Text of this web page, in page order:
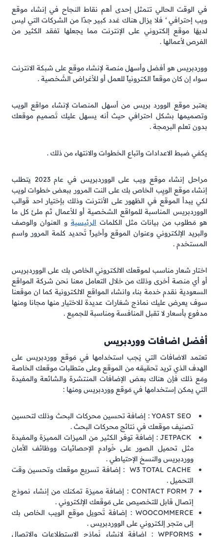
في الوقت الحالي تتمثل إحدى أهم نقاط النجاح في إنشاء موقع
ويب إحترافي ‘ فلا يزال هناك عَدد كبير جدًا من الشركات التي ليس
لديهَا موقع إلكتروني على الإنترنت مما يجعلها تفقد الكثير من
الفرص لأعمالها .
ووردبريس هو أفضل وأسهل منصة لإنشاء موقع على شبكة الانترنت
سواء إن كان موقعاً الكترونياً للعمل أو للأغراض الشَخصية .
يعتبر موقع الوورد بريس من أسهل المنصات لإنشاء مواقع الويب
وتصميمها بشكل احترافي حيث أنه يسهل عليك تَصميم موقعك
بدون تعلم البرمجة .
يكفي ضبط الاعدادات واتباع الخطوات والانتهاء من ذلك .
مراحل إنشاء موقع ويب على الووردبريس في عام 2023 يتطلب
إنشاء موقع الويِب الخاص بك على النت المرور ببعض خطوات لويب
لكي يبدأ الموقع في الظهور على الأنترنت وذلك بإختيار احد قوالب
الووردبريس المناسبة للمواقع الشخصية أو للأعمال ثم ملئ كل ما
هو مَطلوب من بيانات مثل الكلمات الرئيسية و العنوان والوصف
والبريد الإلكتروني وعنوان الموقع وأخيراً تَحديد كلمة المرور واسم
المستخدم .
اختار شعار مناسب لموقعك الالكتروني الخاص بك على الووردبريس
أو أي منصة أخرى وذلك من خلال التعامل معنا نحن شركة المواقع
السعودية نقدم خدمة بناء وانشاء المواقع الالكترونية كما ان موقعنا
سوف يعرض عليك نماذج شعَارات عديدة للاختيار منها مجانا ومنها
مدفوع بأسعار لا تقبل المنافسة ومناسبة للجميع .
أفضل اضافات ووردبريس
تعتمد الاضافات التي يَجب استخدامها في مَوقع ووردبريس على
الهدف الذي تريد تحقيقه من الموقع وعلى متطلبات موقعك الخاصة
ومَع ذلك فإن هناك بعض الإضافات المنتشرة والشائعة والمفيدة
التي يمكن إستخدامها في مَوقع ووردبريس ومنها :
YOAST SEO : إضافة تحسين محركات البحث وذلك لتحسين
تصنيف موقعك في نتائج محركات البحث .
JETPACK : إضافة توفر الكثير من الميزات المميزة والمفيدة
مثل تحميل الصور على خَوادم الإحصائيات ووظائف الأمان
ووردبريس والنسخ الإحتياطي .
W3 TOTAL CACHE : إضافة تسريع موقعك وتحسين وقت
التحميل .
CONTACT FORM 7 : إضافة مميزة تمكنك من إنشاء نموذج
إتصال قابل للتخصيص على مَوقعك الإلكتروني .
WOOCOMMERCE : إضافة تَحويل موقع الويب الخاص بك
إلى متجر إلكتروني على الووردبريس .
WPFORMS : اضافة لإنشاء نَماذج الاستطلاعات والاتصال